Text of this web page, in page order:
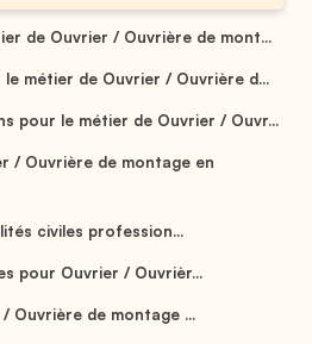
de Ouvrier / Ouvrière de mont...
métier de Ouvrier / Ouvrière d...
pour le métier de Ouvrier / Ouvr...
/ Ouvrière de montage en
civiles profession...
pour Ouvrier / Ouvrièr...
Ouvrière de montage ...